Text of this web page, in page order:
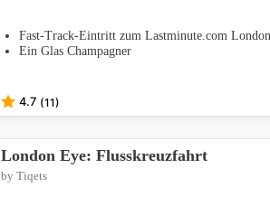
Fast-Track-Eintritt zum Lastminute.com
Ein Glas Champagner
4.7 (11)
London Eye: Flusskreuzfahrt
by Tiqets